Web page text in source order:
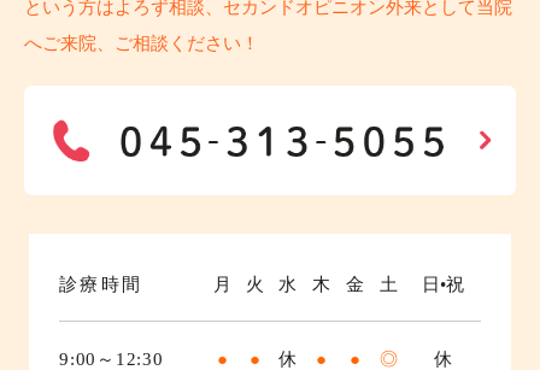
という方はよろず相談、セカンドオピニオン外来として当院
へご来院、ご相談ください！
診療時間 月 火 水 木 金 土 日•祝
9:00～12:30 ● ● 休 ● ● ◎
休